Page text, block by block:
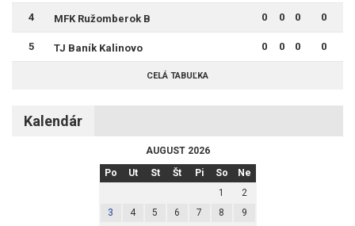
4 MFK Ružomberok B 0 0 0 0
5 TJ Baník Kalinovo 0 0 0 0
CELÁ TABUĽKA
Kalendár
AUGUST 2026
Po
Ut St Št Pi So
Ne
1
2
3
4 5 6 7 8
9